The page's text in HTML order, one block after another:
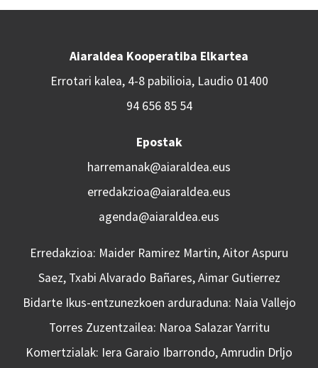
Aiaraldea Kooperatiba Elkartea
Errotari kalea, 4-8 pabilioia, Laudio 01400
94 656 85 54
Epostak
harremanak@aiaraldea.eus
erredakzioa@aiaraldea.eus
agenda@aiaraldea.eus
Erredakzioa: Maider Ramirez Martin, Aitor Aspuru
Saez, Txabi Alvarado Bañares, Aimar Gutierrez
Bidarte Ikus-entzunezkoen arduraduna: Naia Vallejo
Torres Zuzentzailea: Naroa Salazar Yarritu
Komertzialak: Iera Garaio Ibarrondo, Amrudin Drljo